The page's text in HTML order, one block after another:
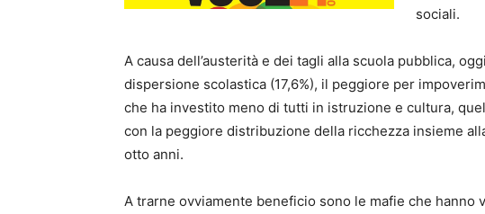
sociali.
A causa dell’austerità e dei tagli alla scuola pubblica,
dispersione scolastica (17,6%), il peggiore per
che ha investito meno di tutti in istruzione e cultura,
con la peggiore distribuzione della ricchezza insieme
otto anni.
A trarne ovviamente beneficio sono le mafie che